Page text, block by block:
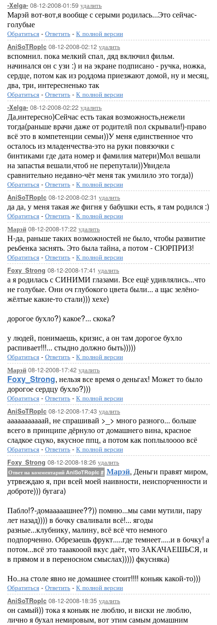
-Xelga- 08-12-2008-01:59 удалить
Марэй вот-вот,я вообще с серыми родилась...Это сейчас-
голубые
Обратиться - Ответить - К полной версии
AniSoTRopIc 08-12-2008-02:12 удалить
вспомнил. пока мелкий спал, дяд включил фильм.
начинался он с узи :) и на экране подписано - ручка, ножка,
сердце, потом как из роддома приезжают домой, ну и месяц,
два, три, интересненько так
Обратиться - Ответить - К полной версии
-Xelga- 08-12-2008-02:22 удалить
Да,интересно)Сейчас есть такая возможность,нежели
тогда(раньше врачи даже от родителй пол скрывали!)-право
всё это в компетенции семьи))У меня единственное что
осталось из младенчества-это на руки повязочки с
бинтиками где дата номер и фамилия матери)Мол вешали
на запастья вешали,чтоб не перепутали))Увидела
сравнительно недавно-чёт меня так умилило это тогда))
Обратиться - Ответить - К полной версии
AniSoTRopIc 08-12-2008-02:31 удалить
да да, у меня такая же фигня у бабушки есть, я там родился :)
Обратиться - Ответить - К полной версии
Марэй 08-12-2008-17:22 удалить
Н-да, раньше таких возможностей не было, чтобы развитие
реьбенка заснять. Это была тайна, а потом - СЮРПРИЗ!
Обратиться - Ответить - К полной версии
Foxy_Strong 08-12-2008-17:41 удалить
а я родилась с СИНИМИ глазами. Все ещё удивлялись...что
не голубые. Они оч глубокого цвета были... а щас зелёно-
жёлтые какие-то стали))) хехе)
дорогое бухло?) какое?... скока?
у людей, понимаешь, кризис, а он там дорогое бухло
распивает!!!... стыдно должно быть)))))
Обратиться - Ответить - К полной версии
Марэй 08-12-2008-17:42 удалить
Foxy_Strong, нельзя все время о деньгах! Может то было
дорогое сердцу бухло?)))
Обратиться - Ответить - К полной версии
AniSoTRopIc 08-12-2008-17:43 удалить
ааааааааааай, не спрашивай >_> много разного... больше
всего в принципе дёрнуло от домашнего вина, красное
сладкое сцуко, вкусное ппц, а потом как поплылоооо всё
Обратиться - Ответить - К полной версии
Foxy_Strong 08-12-2008-18:26 удалить
Ответ на комментарий AniSoTRopIc # Марэй, Деньги правят миром,
утрвеждаю я, при всей моей наивности, неиспорченности и
доброте))) бугага)
Пабло!?-домааааашнее??)) помню...мы сами мутили, пару
лет назад)))) в бочку сваливали всё!... ягоды
разные...клубнику, малину, всё всё что немного
подпорченно. Обрезаешь фрукт.....где темнеет.....и в бочку! а
потом...всё это тааакооой вкус даёт, что ЗАКАЧАЕШЬСЯ, и
в прямом и в переносном смыслах))))) фкусняка)
Но..на столе явно не домашнее стоит!!!! коньяк какой-то)))
Обратиться - Ответить - К полной версии
AniSoTRopIc 08-12-2008-18:35 удалить
он самый)) тока я коньяк не люблю, и виски не люблю,
лично я бухал немировым, вот этим самым домашним